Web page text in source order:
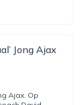
Jong Ajax
Ajax. Op